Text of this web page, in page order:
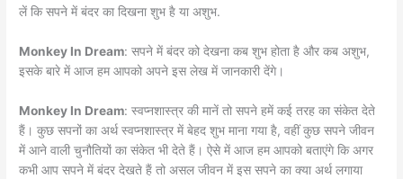
लें कि सपने में बंदर का दिखना शुभ है या अशुभ.
Monkey In Dream: सपने में बंदर को देखना कब शुभ होता है और कब अशुभ,
इसके बारे में आज हम आपको अपने इस लेख में जानकारी देंगे।
Monkey In Dream: स्वप्नशास्त्र की मानें तो सपने हमें कई तरह का संकेत देते
हैं। कुछ सपनों का अर्थ स्वप्नशास्त्र में बेहद शुभ माना गया है, वहीं कुछ सपने जीवन
में आने वाली चुनौतियों का संकेत भी देते हैं। ऐसे में आज हम आपको बताएंगे कि अगर
कभी आप सपने में बंदर देखते हैं तो असल जीवन में इस सपने का क्या अर्थ लगाया